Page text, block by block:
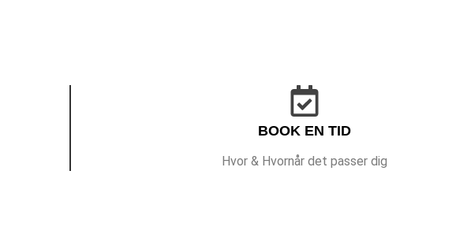
BOOK EN TID
Hvor & Hvornår det passer dig